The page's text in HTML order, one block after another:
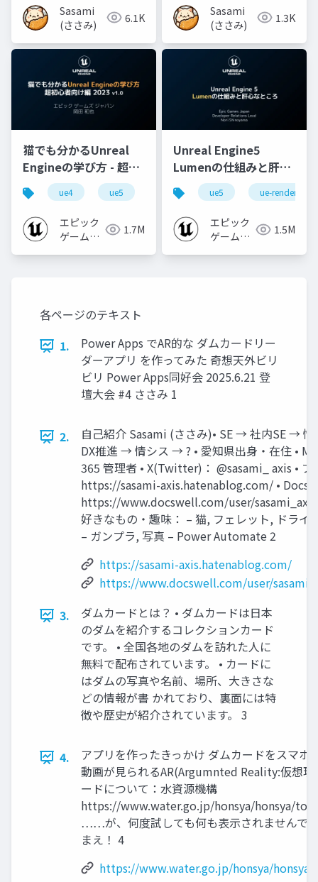
Sasami
(ささみ)
6.1K
Sasami
(ささみ)
1.3K
猫でも分かるUnreal
Engineの学び方 - 超初
心者向け編 - 2023 v1.0
ue4 ue5 ue-beginner
エピック
ゲームズ
1.7M
Unreal Engine5
Lumenの仕組みと肝心
なところ
ue5 ue-rendering
エピック
ゲームズ
1.5M
各ページのテキスト
1.
Power Apps でAR的な ダムカードリー
ダーアプリ を作ってみた 奇想天外ビリ
ビリ Power Apps同好会 2025.6.21 登
壇大会 #4 ささみ 1
2.
自己紹介 Sasami (ささみ)​ • SE → 社内SE →
DX推進 → 情シス​ → ? • 愛知県出身・在住 •
365 管理者 • X(Twitter)： @sasami_ axis • ブ
https://sasami-axis.hatenablog.com/ •
https://www.docswell.com/user/
好きなもの・趣味： – 猫, フェレット, ドライ
– ガンプラ, 写真 – Power Automate 2
https://sasami-axis.hatenablog.com/
https://www.docswell.com/user/
3.
ダムカードとは？ • ダムカードは日本
のダムを紹介するコレクションカード
です。 • 全国各地のダムを訪れた人に
無料で配布されています。 • カードに
はダムの写真や名前、場所、大きさな
どの情報が書 かれており、裏面には特
徴や歴史が紹介されています。 3
4.
アプリを作ったきっかけ ダムカードをスマ
動画が見られるAR(Argumnted Reality:仮想
ードについて：水資源機構
https://www.water.go.jp/honsya/honsya/
……が、何度試しても何も表示されませんで
まえ！ 4
https://www.water.go.jp/honsya/